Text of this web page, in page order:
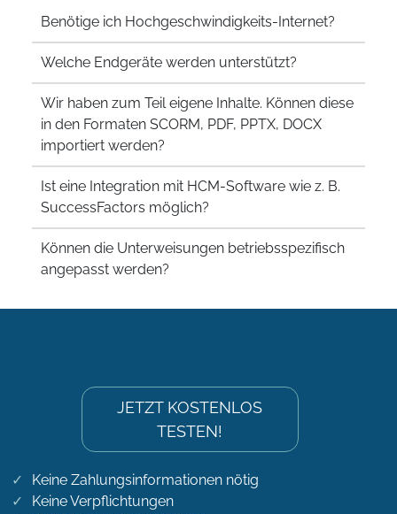
Benötige ich Hochgeschwindigkeits-Internet?
Welche Endgeräte werden unterstützt?
Wir haben zum Teil eigene Inhalte. Können diese
in den Formaten SCORM, PDF, PPTX, DOCX
importiert werden?
Ist eine Integration mit HCM-Software wie z. B.
SuccessFactors möglich?
Können die Unterweisungen betriebsspezifisch
angepasst werden?
JETZT KOSTENLOS
TESTEN!
Keine Zahlungsinformationen nötig
Keine Verpflichtungen